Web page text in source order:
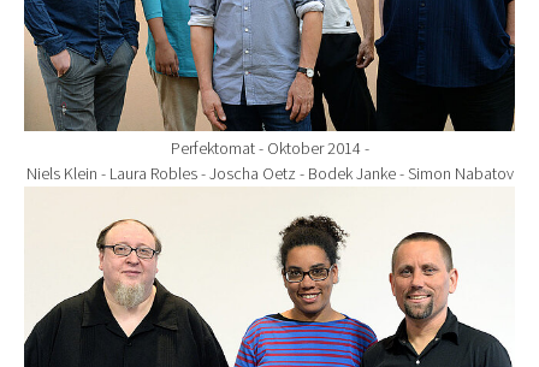
Perfektomat - Oktober 2014 -
Niels Klein - Laura Robles - Joscha Oetz - Bodek Janke - Simon Nabatov